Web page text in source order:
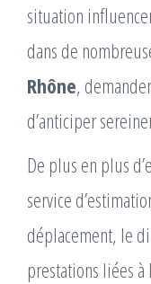
situation
dans de
Rhône,
d’anticiper
De plus en plus
service
déplacement, le
prestations liées à